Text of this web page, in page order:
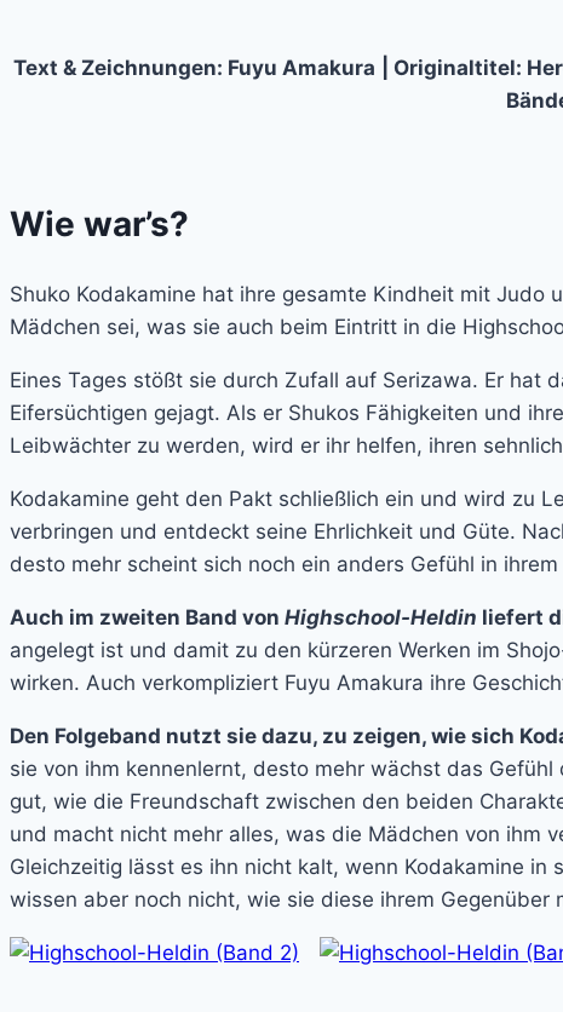
Text & Zeichnungen: Fuyu Amakura | Originaltitel:
Wie war’s?
Shuko Kodakamine hat ihre gesamte Kindheit mit
Mädchen sei, was sie auch beim Eintritt in die
Eines Tages stößt sie durch Zufall auf Serizawa. Er hat
Eifersüchtigen gejagt. Als er Shukos Fähigkeiten und
Leibwächter zu werden, wird er ihr helfen, ihren
Kodakamine geht den Pakt schließlich ein und wird zu
verbringen und entdeckt seine Ehrlichkeit und Güte.
desto mehr scheint sich noch ein anders Gefühl in
Auch im zweiten Band von Highschool-Heldin liefert
angelegt ist und damit zu den kürzeren Werken im
wirken. Auch verkompliziert Fuyu Amakura ihre
Den Folgeband nutzt sie dazu, zu zeigen, wie sich
sie von ihm kennenlernt, desto mehr wächst das
gut, wie die Freundschaft zwischen den beiden
und macht nicht mehr alles, was die Mädchen von ihm
Gleichzeitig lässt es ihn nicht kalt, wenn Kodakamine
wissen aber noch nicht, wie sie diese ihrem Gegenüber